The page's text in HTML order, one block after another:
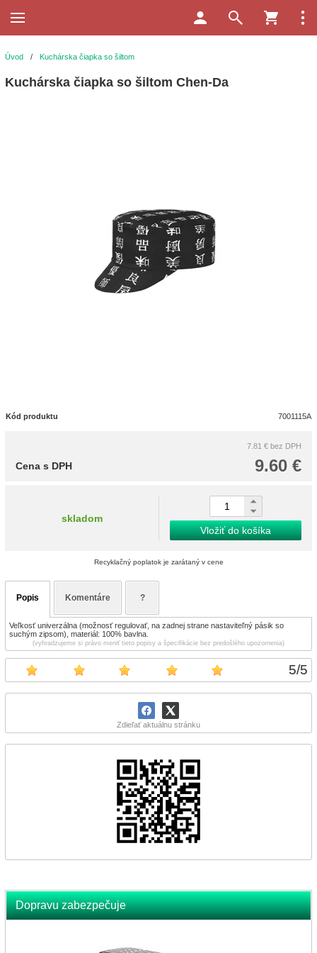
5/5
Zdieľať aktuálnu stránku
Dopravu zabezpečuje
Úvod / Kuchárska čiapka so šiltom
Kuchárska čiapka so šiltom Chen-Da
Kód produktu 7001115A
7.81 € bez DPH
9.60 €
Cena s DPH
skladom
Vložiť do košíka
Recyklačný poplatok je zarátaný v cene
Popis Komentáre ?
Veľkosť univerzálna (možnosť regulovať, na zadnej strane nastaviteľný pásik so
suchým zipsom), materiál: 100% bavlna.
(vyhradzujeme si právo meniť tieto popisy a špecifikácie bez predošlého upozornenia)